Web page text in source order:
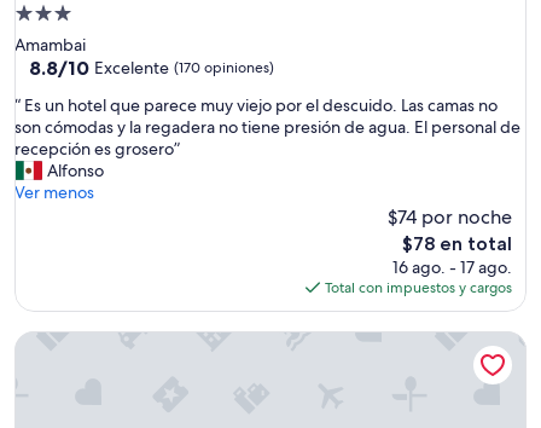
Propiedad
de
3.0
Amambai
8.8
10,
Excelente,
(170
opiniones)
8.8/10 Excelente (170 opiniones)
“
E
s
u
n
l
u
“ Es un hotel que parece muy viejo por el descuido. Las camas no
son cómodas y la regadera no tiene presión de agua. El personal de
recepción es grosero”
Alfonso
Ver menos
$74 por noche
El
precio
actual
es
de
$78 en total
16 ago. - 17 ago.
Total con impuestos y cargos
ibis Campo Grande